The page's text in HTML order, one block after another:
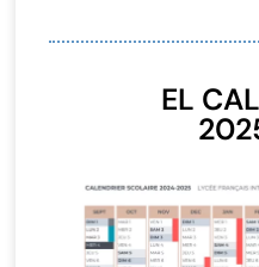
EL